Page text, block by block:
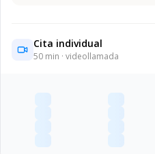
Cita individual
50 min · videollamada